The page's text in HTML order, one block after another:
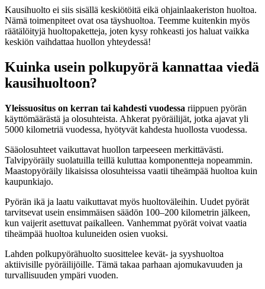
Kausihuolto ei siis sisällä keskiötöitä eikä ohjainlaakeriston huoltoa.
Nämä toimenpiteet ovat osa täyshuoltoa. Teemme kuitenkin myös
räätälöityjä huoltopaketteja, joten kysy rohkeasti jos haluat vaikka
keskiön vaihdattaa huollon yhteydessä!
Kuinka usein polkupyörä kannattaa viedä
kausihuoltoon?
Yleissuositus on kerran tai kahdesti vuodessa riippuen pyörän
käyttömäärästä ja olosuhteista. Ahkerat pyöräilijät, jotka ajavat yli
5000 kilometriä vuodessa, hyötyvät kahdesta huollosta vuodessa.
Sääolosuhteet vaikuttavat huollon tarpeeseen merkittävästi.
Talvipyöräily suolatuilla teillä kuluttaa komponentteja nopeammin.
Maastopyöräily likaisissa olosuhteissa vaatii tiheämpää huoltoa kuin
kaupunkiajo.
Pyörän ikä ja laatu vaikuttavat myös huoltoväleihin. Uudet pyörät
tarvitsevat usein ensimmäisen säädön 100–200 kilometrin jälkeen,
kun vaijerit asettuvat paikalleen. Vanhemmat pyörät voivat vaatia
tiheämpää huoltoa kuluneiden osien vuoksi.
Lahden polkupyörähuolto suosittelee kevät- ja syyshuoltoa
aktiivisille pyöräilijöille. Tämä takaa parhaan ajomukavuuden ja
turvallisuuden ympäri vuoden.